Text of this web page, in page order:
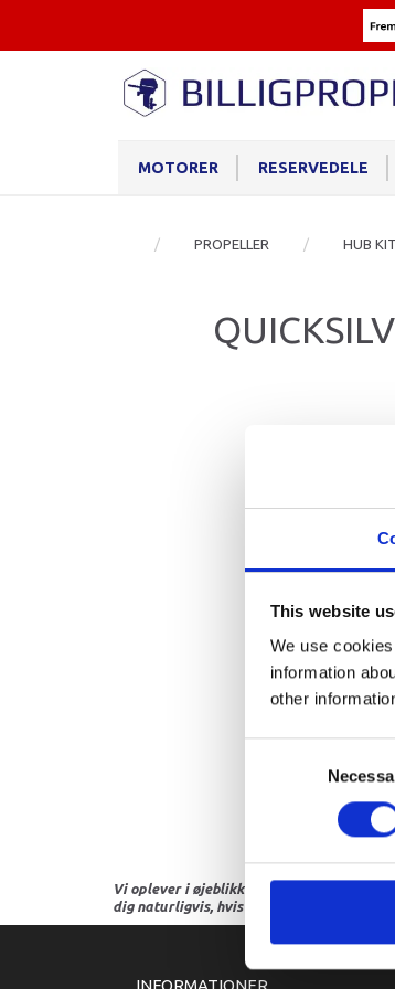
This website
We use
information
other
MOTORER RESERVEDELE
PROPELLER HUB KIT
Vi oplever i øjeblikket store og hyppige
dig naturligvis, hvis dette er tilfældet.
INFORMATIONER